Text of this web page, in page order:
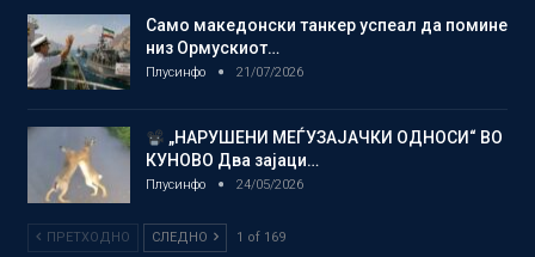
Само македонски танкер успеал да помине
низ Ормускиот…
Плусинфо 21/07/2026
„НАРУШЕНИ МЕЃУЗАЈАЧКИ ОДНОСИ“ ВО
КУНОВО Два зајаци…
Плусинфо 24/05/2026
ПРЕТХОДНО СЛЕДНО 1 of 169